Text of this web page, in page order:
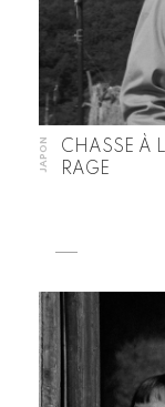
JAPON
CHASSE À
RAGE